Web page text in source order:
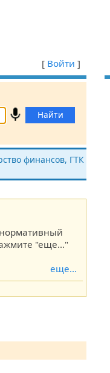
[ Войти ]
финансов, ГТК
"еще..."
еще...